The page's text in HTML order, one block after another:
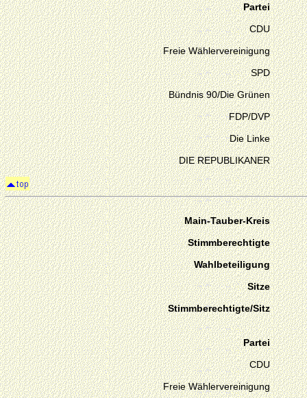
Partei
CDU
Freie Wählervereinigung
SPD
Bündnis 90/Die Grünen
FDP/DVP
Die Linke
DIE REPUBLIKANER
Main-Tauber-Kreis
Stimmberechtigte
Wahlbeteiligung
Sitze
Stimmberechtigte/Sitz
Partei
CDU
Freie Wählervereinigung